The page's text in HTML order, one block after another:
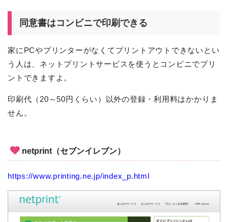
同意書はコンビニで印刷できる
家にPCやプリンターがなくてプリントアウトできないとい
う人は、ネットプリントサービスを使うとコンビニでプリ
ントできますよ。
印刷代（20～50円くらい）以外の登録・利用料はかかりま
せん。
netprint（セブンイレブン）
https://www.printing.ne.jp/index_p.html